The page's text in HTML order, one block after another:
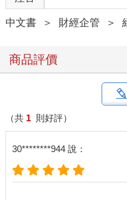
網站因此成為市場上第一個提
網站在短時間內爆紅，傑德現
抱怨手續費過高，一再要求
幣視為潛在威脅，各種管制規
也就是馬克．卡佩雷斯。馬
司時結識了傑德。一開始，
把網站賣給了馬克。
日本有句話說：「免費的最
合不過了。
麥卡勒布先是試探了馬克對
特幣的熱愛，如果有人能經
屬。而馬克也持有同樣的想
中文書 ＞ 財經企管 ＞
商品評價
（共 1 則好評）
30********944 說：